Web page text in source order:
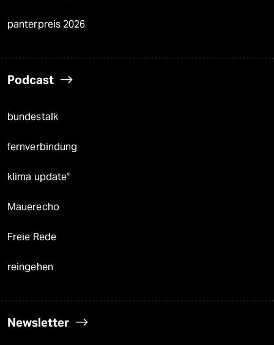
panterpreis 2026
Podcast
bundestalk
fernverbindung
klima update°
Mauerecho
Freie Rede
reingehen
Newsletter